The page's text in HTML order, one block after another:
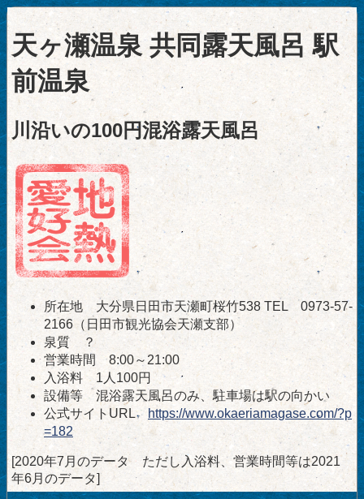
天ヶ瀬温泉 共同露天風呂 駅
前温泉
川沿いの100円混浴露天風呂
所在地 大分県日田市天瀬町桜竹538 TEL 0973-57-
2166（日田市観光協会天瀬支部）
泉質 ？
営業時間 8:00～21:00
入浴料 1人100円
設備等 混浴露天風呂のみ、駐車場は駅の向かい
公式サイトURL https://www.okaeriamagase.com/?p
=182
[2020年7月のデータ ただし入浴料、営業時間等は2021
年6月のデータ]